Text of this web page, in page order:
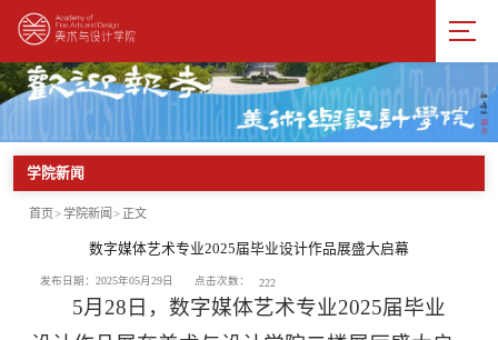
学院新闻
首页>学院新闻 > 正文
数字媒体艺术专业2025届毕业设计作品展盛大启幕
发布日期：2025年05月29日 点击次数： 222
5月28日，数字媒体艺术专业2025届毕业